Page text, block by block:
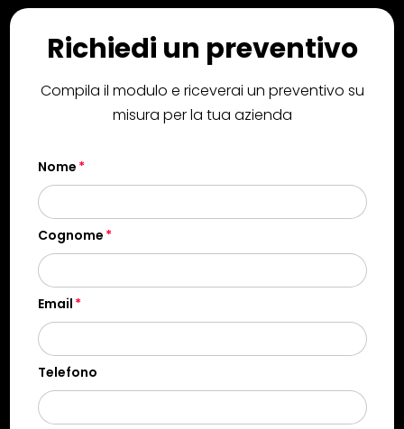
Richiedi un preventivo
Compila il modulo e riceverai un preventivo su
misura per la tua azienda
Nome
Cognome
Email
Telefono